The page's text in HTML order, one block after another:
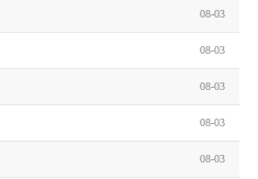
08-03
08-03
08-03
08-03
08-03